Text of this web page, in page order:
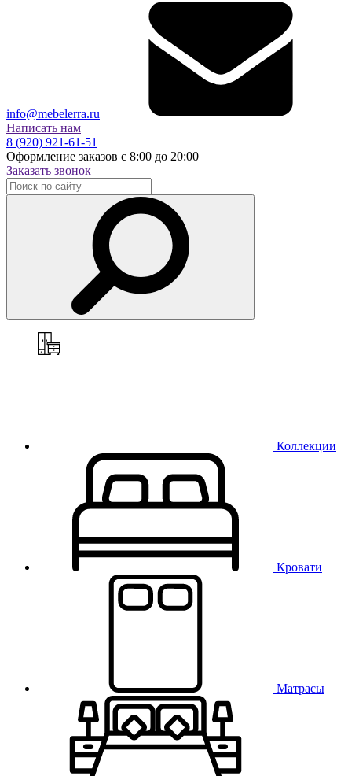
info@mebelerra.ru
Написать нам
8 (920) 921-61-51
Оформление заказов с 8:00 до 20:00
Заказать звонок
Коллекции
Кровати
Матрасы